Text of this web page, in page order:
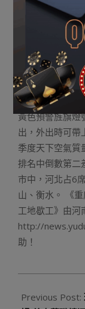
功課3次以上
啟動Ⅲ級應急相
應急搶險外，
施工工地、混
電信等施工工
護步伐；增強對
防無構造排放
黃色預警旌旗燈
出，外出時可
季度天下空氣質
排名中倒數第二
市中，河北占6
山、衡水。 《
工地歇工》由河
http://
助！
09-
Previous Post: